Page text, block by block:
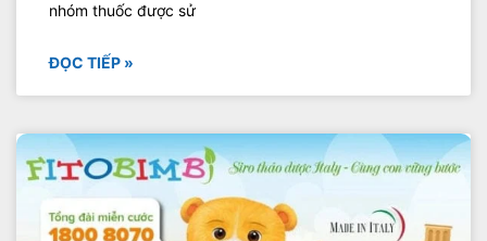
nhóm thuốc được sử
ĐỌC TIẾP »